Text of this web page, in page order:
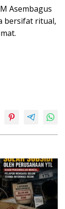
Asembagus
bersifat ritual,